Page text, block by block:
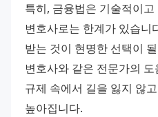
특히, 금융법은 기술적이
변호사로는 한계가 있습니
받는 것이 현명한 선택이
변호사와 같은 전문가의
규제 속에서 길을 잃지 않
높아집니다.